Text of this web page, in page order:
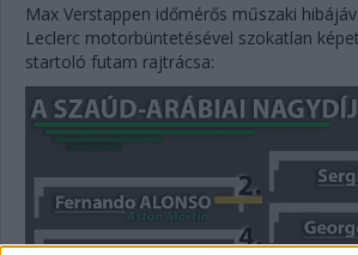
Max Verstappen időmérős műszaki
Leclerc motorbüntetésével szokatlan
startoló futam rajtrácsa: